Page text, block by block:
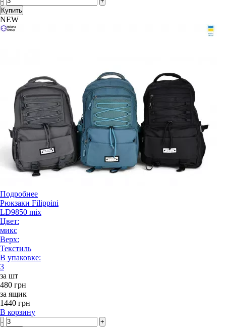
Купить
NEW
Подробнее
Рюкзаки Filippini
LD9850 mix
Цвет:
микс
Верх:
Текстиль
В упаковке:
3
за шт
480 грн
за ящик
1440 грн
В корзину
-
+